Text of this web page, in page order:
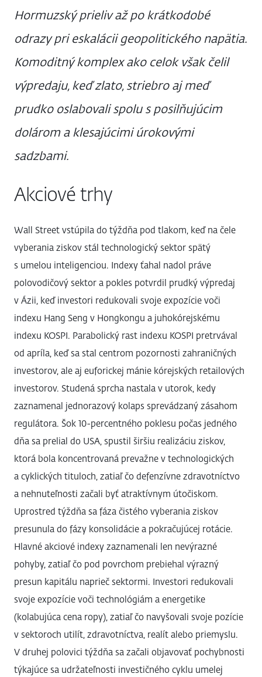
Hormuzský prieliv až po krátkodobé
odrazy pri eskalácii geopolitického napätia.
Komoditný komplex ako celok však čelil
výpredaju, keď zlato, striebro aj meď
prudko oslabovali spolu s posilňujúcim
dolárom a klesajúcimi úrokovými
sadzbami.
Akciové trhy
Wall Street vstúpila do týždňa pod tlakom, keď na čele
vyberania ziskov stál technologický sektor spätý
s umelou inteligenciou. Indexy ťahal nadol práve
polovodičový sektor a pokles potvrdil prudký výpredaj
v Ázii, keď investori redukovali svoje expozície voči
indexu Hang Seng v Hongkongu a juhokórejskému
indexu KOSPI. Parabolický rast indexu KOSPI pretrvával
od apríla, keď sa stal centrom pozornosti zahraničných
investorov, ale aj euforickej mánie kórejských retailových
investorov. Studená sprcha nastala v utorok, kedy
zaznamenal jednorazový kolaps sprevádzaný zásahom
regulátora. Šok 10-percentného poklesu počas jedného
dňa sa prelial do USA, spustil širšiu realizáciu ziskov,
ktorá bola koncentrovaná prevažne v technologických
a cyklických tituloch, zatiaľ čo defenzívne zdravotníctvo
a nehnuteľnosti začali byť atraktívnym útočiskom.
Uprostred týždňa sa fáza čistého vyberania ziskov
presunula do fázy konsolidácie a pokračujúcej rotácie.
Hlavné akciové indexy zaznamenali len nevýrazné
pohyby, zatiaľ čo pod povrchom prebiehal výrazný
presun kapitálu naprieč sektormi. Investori redukovali
svoje expozície voči technológiám a energetike
(kolabujúca cena ropy), zatiaľ čo navyšovali svoje pozície
v sektoroch utilít, zdravotníctva, realít alebo priemyslu.
V druhej polovici týždňa sa začali objavovať pochybnosti
týkajúce sa udržateľnosti investičného cyklu umelej